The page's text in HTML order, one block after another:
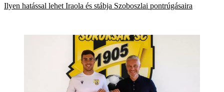
Ilyen hatással lehet Iraola és stábja Szoboszlai pontrúgásaira